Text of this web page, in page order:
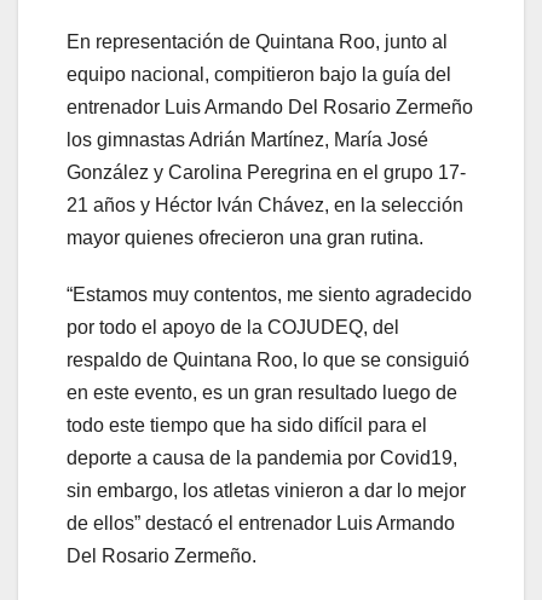
En representación de Quintana Roo, junto al
equipo nacional, compitieron bajo la guía del
entrenador Luis Armando Del Rosario Zermeño
los gimnastas Adrián Martínez, María José
González y Carolina Peregrina en el grupo 17-
21 años y Héctor Iván Chávez, en la selección
mayor quienes ofrecieron una gran rutina.
“Estamos muy contentos, me siento agradecido
por todo el apoyo de la COJUDEQ, del
respaldo de Quintana Roo, lo que se consiguió
en este evento, es un gran resultado luego de
todo este tiempo que ha sido difícil para el
deporte a causa de la pandemia por Covid19,
sin embargo, los atletas vinieron a dar lo mejor
de ellos” destacó el entrenador Luis Armando
Del Rosario Zermeño.